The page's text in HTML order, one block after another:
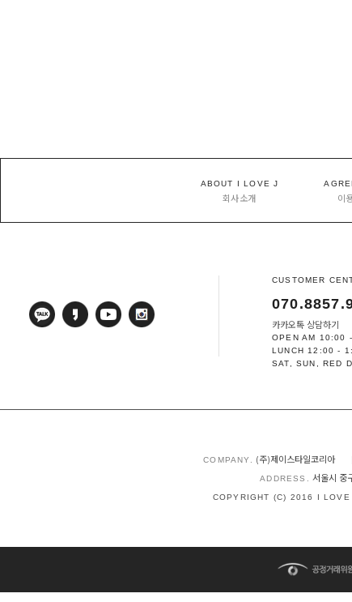
ABOUT I LOVE J
회사소개 이
CUSTOMER
카카오톡 상담하기
OPEN AM 10:00
LUNCH 12:00 -
SAT, SUN, RED
COMPANY. (주)제이스타일코리아
ADDRESS. 서울시 중
COPYRIGHT (C) 2016 I LOVE